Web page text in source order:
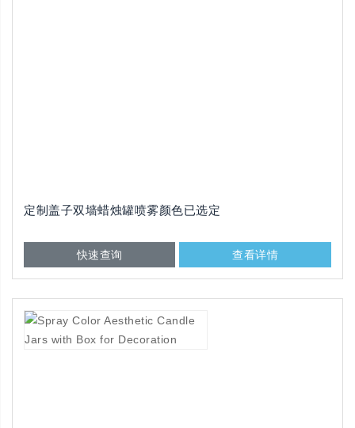
定制盖子双墙蜡烛罐喷雾颜色已选定
快速查询 查看详情